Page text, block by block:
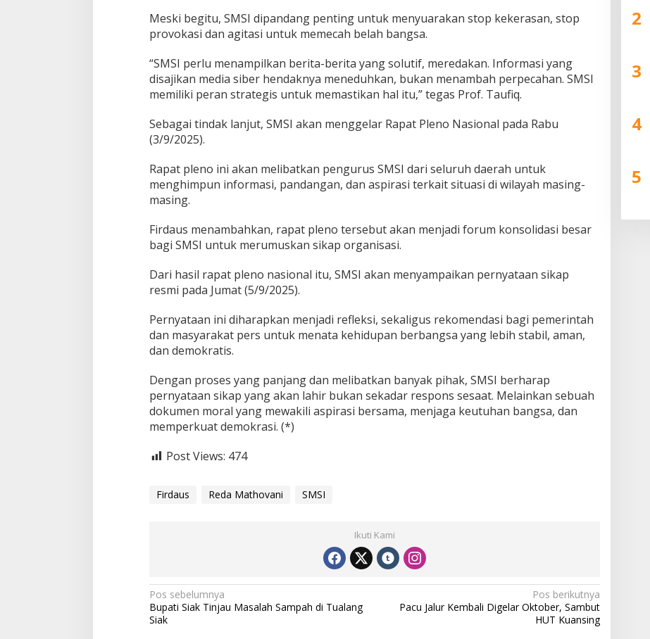
Meski begitu, SMSI dipandang penting untuk menyuarakan stop kekerasan, stop
provokasi dan agitasi untuk memecah belah bangsa.
“SMSI perlu menampilkan berita-berita yang solutif, meredakan. Informasi yang
disajikan media siber hendaknya meneduhkan, bukan menambah perpecahan. SMSI
memiliki peran strategis untuk memastikan hal itu,” tegas Prof. Taufiq.
Sebagai tindak lanjut, SMSI akan menggelar Rapat Pleno Nasional pada Rabu
(3/9/2025).
Rapat pleno ini akan melibatkan pengurus SMSI dari seluruh daerah untuk
menghimpun informasi, pandangan, dan aspirasi terkait situasi di wilayah masing-
masing.
Firdaus menambahkan, rapat pleno tersebut akan menjadi forum konsolidasi besar
bagi SMSI untuk merumuskan sikap organisasi.
Dari hasil rapat pleno nasional itu, SMSI akan menyampaikan pernyataan sikap
resmi pada Jumat (5/9/2025).
Pernyataan ini diharapkan menjadi refleksi, sekaligus rekomendasi bagi pemerintah
dan masyarakat pers untuk menata kehidupan berbangsa yang lebih stabil, aman,
dan demokratis.
Dengan proses yang panjang dan melibatkan banyak pihak, SMSI berharap
pernyataan sikap yang akan lahir bukan sekadar respons sesaat. Melainkan sebuah
dokumen moral yang mewakili aspirasi bersama, menjaga keutuhan bangsa, dan
memperkuat demokrasi. (*)
Post Views: 474
Firdaus Reda Mathovani SMSI
Ikuti Kami
N
a
Pos sebelumnya
Bupati Siak Tinjau Masalah Sampah di Tualang
Siak
Pos berikutnya
Pacu Jalur Kembali Digelar Oktober, Sambut
HUT Kuansing
2
3
4
5